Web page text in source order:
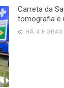
Carreta da
tomografia e
HÁ 4 HORAS